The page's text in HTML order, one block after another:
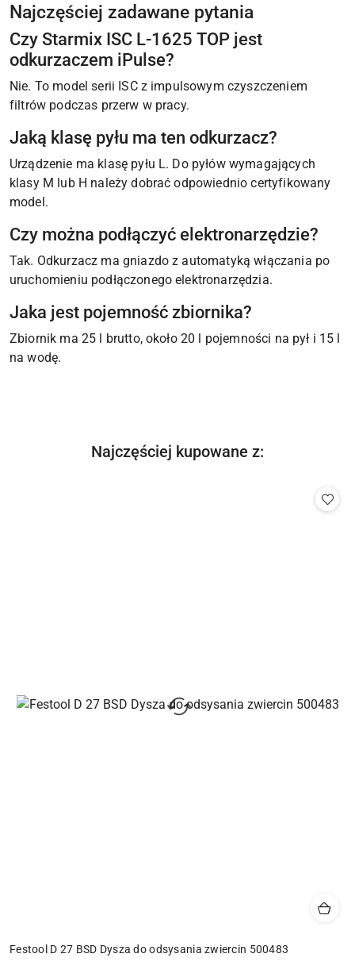
Najczęściej zadawane pytania
Czy Starmix ISC L-1625 TOP jest
odkurzaczem iPulse?
Nie. To model serii ISC z impulsowym czyszczeniem
filtrów podczas przerw w pracy.
Jaką klasę pyłu ma ten odkurzacz?
Urządzenie ma klasę pyłu L. Do pyłów wymagających
klasy M lub H należy dobrać odpowiednio certyfikowany
model.
Czy można podłączyć elektronarzędzie?
Tak. Odkurzacz ma gniazdo z automatyką włączania po
uruchomieniu podłączonego elektronarzędzia.
Jaka jest pojemność zbiornika?
Zbiornik ma 25 l brutto, około 20 l pojemności na pył i 15 l
na wodę.
Pomiń karuzelę produktów
Produkty
Najczęściej kupowane z:
Festool D 27 BSD Dysza do odsysania zwiercin 500483